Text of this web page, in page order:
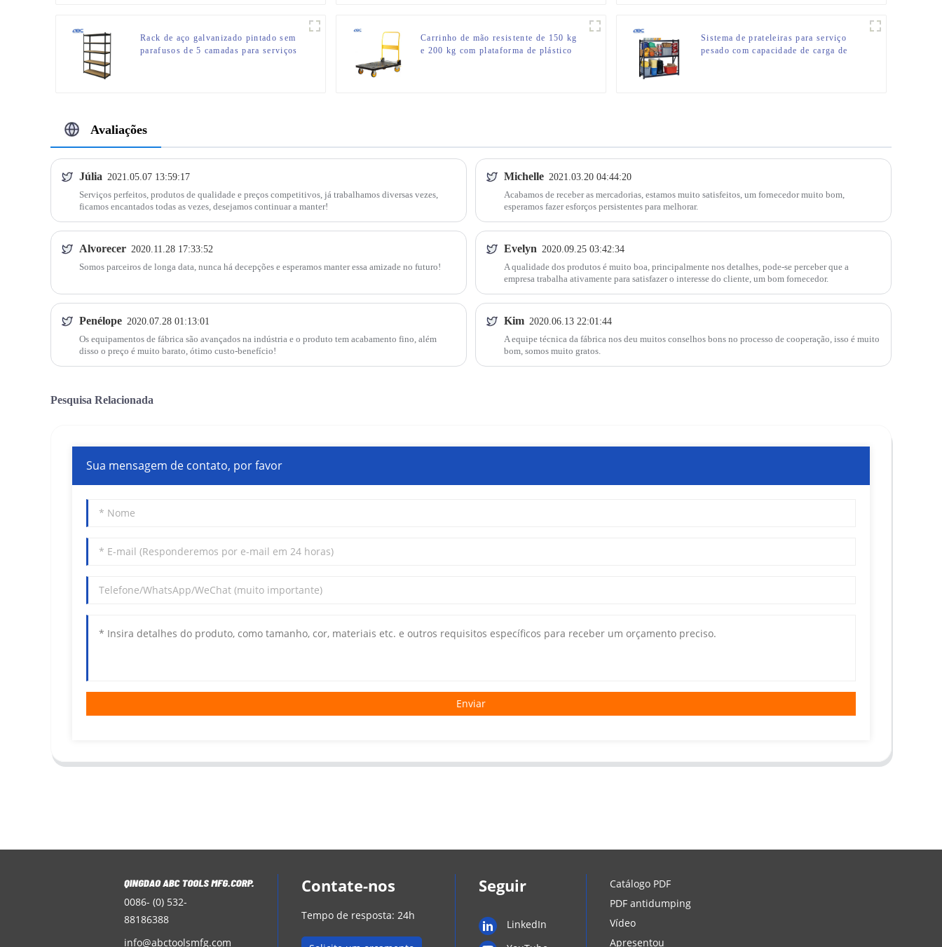
Rack de aço galvanizado pintado sem
parafusos de 5 camadas para serviços
Carrinho de mão resistente de 150 kg
e 200 kg com plataforma de plástico
Sistema de prateleiras para serviço
pesado com capacidade de carga de
Avaliações
Júlia 2021.05.07 13:59:17
Serviços perfeitos, produtos de qualidade e preços competitivos, já trabalhamos diversas vezes,
ficamos encantados todas as vezes, desejamos continuar a manter!
Michelle 2021.03.20 04:44:20
Acabamos de receber as mercadorias, estamos muito satisfeitos, um fornecedor muito bom,
esperamos fazer esforços persistentes para melhorar.
Alvorecer 2020.11.28 17:33:52
Somos parceiros de longa data, nunca há decepções e esperamos manter essa amizade no futuro!
Evelyn 2020.09.25 03:42:34
A qualidade dos produtos é muito boa, principalmente nos detalhes, pode-se perceber que a
empresa trabalha ativamente para satisfazer o interesse do cliente, um bom fornecedor.
Penélope 2020.07.28 01:13:01
Os equipamentos de fábrica são avançados na indústria e o produto tem acabamento fino, além
disso o preço é muito barato, ótimo custo-benefício!
Kim 2020.06.13 22:01:44
A equipe técnica da fábrica nos deu muitos conselhos bons no processo de cooperação, isso é muito
bom, somos muito gratos.
Pesquisa Relacionada
Sua mensagem de contato, por favor
Enviar
0086- (0) 532-
88186388
info@abctoolsmfg.com
Contate-nos
Tempo de resposta: 24h
Seguir
LinkedIn
Catálogo PDF
PDF antidumping
Vídeo
Apresentou